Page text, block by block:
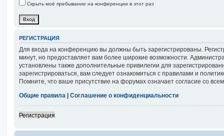
Скрыть моё пребывание на конференции в этот раз
РЕГИСТРАЦИЯ
Для входа на конференцию вы должны быть зарегистрированы.
минут, но предоставляет вам более широкие возможности.
установлены также дополнительные привилегии для
зарегистрироваться, вам следует ознакомиться с правилами и
Помните, что ваше присутствие на форумах означает согласие со
Общие правила
Соглашение о конфиденциальности
Регистрация